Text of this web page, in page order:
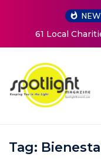
and Counting!
Tag: